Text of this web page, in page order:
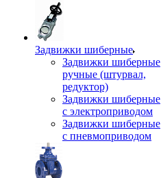
Задвижки шиберные
Задвижки шиберные
ручные (штурвал,
редуктор)
Задвижки шиберные
с электроприводом
Задвижки шиберные
с пневмоприводом